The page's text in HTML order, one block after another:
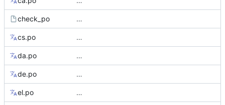
check_po …
cs.po …
da.po …
de.po …
el.po …